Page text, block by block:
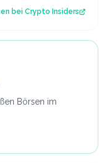
bei Crypto Insiders
Börsen im